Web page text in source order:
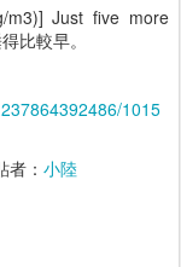
m3)] Just five more
比較早。
1015
者： 小陸